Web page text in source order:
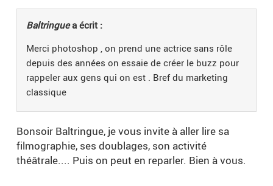
Baltringuea écrit :
Merci photoshop , on prend une actrice sans rôle
depuis des années on essaie de créer le buzz pour
rappeler aux gens qui on est . Bref du marketing
classique
Bonsoir Baltringue, je vous invite à aller lire sa
filmographie, ses doublages, son activité
théâtrale.... Puis on peut en reparler. Bien à vous.